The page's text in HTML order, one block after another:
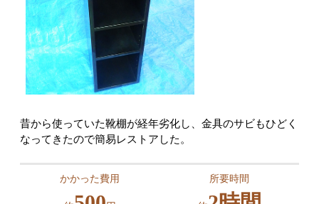
昔から使っていた靴棚が経年劣化し、金具のサビもひどく
なってきたので簡易レストアした。
かかった費用 所要時間